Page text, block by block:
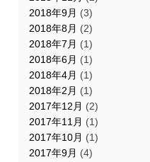
2018年9月 (3)
2018年8月 (2)
2018年7月 (1)
2018年6月 (1)
2018年4月 (1)
2018年2月 (1)
2017年12月 (2)
2017年11月 (1)
2017年10月 (1)
2017年9月 (4)